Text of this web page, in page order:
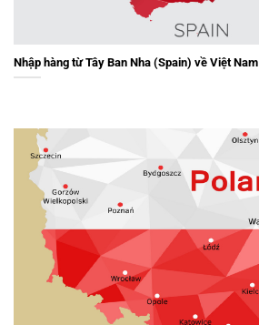
Nhập hàng từ Tây Ban Nha (Spain) về Việt Nam